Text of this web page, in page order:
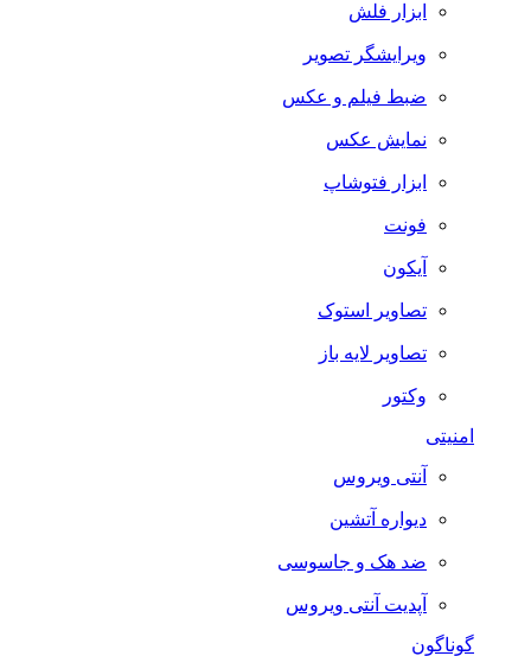
ابزار فلش
ویرایشگر تصویر
ضبط فيلم و عكس
نمایش عکس
ابزار فتوشاپ
فونت
آیکون
تصاویر استوک
تصاویر لایه باز
وکتور
امنیتی
آنتی ویروس
دیواره آتشین
ضد هک و جاسوسی
آپدیت آنتی ویروس
گوناگون